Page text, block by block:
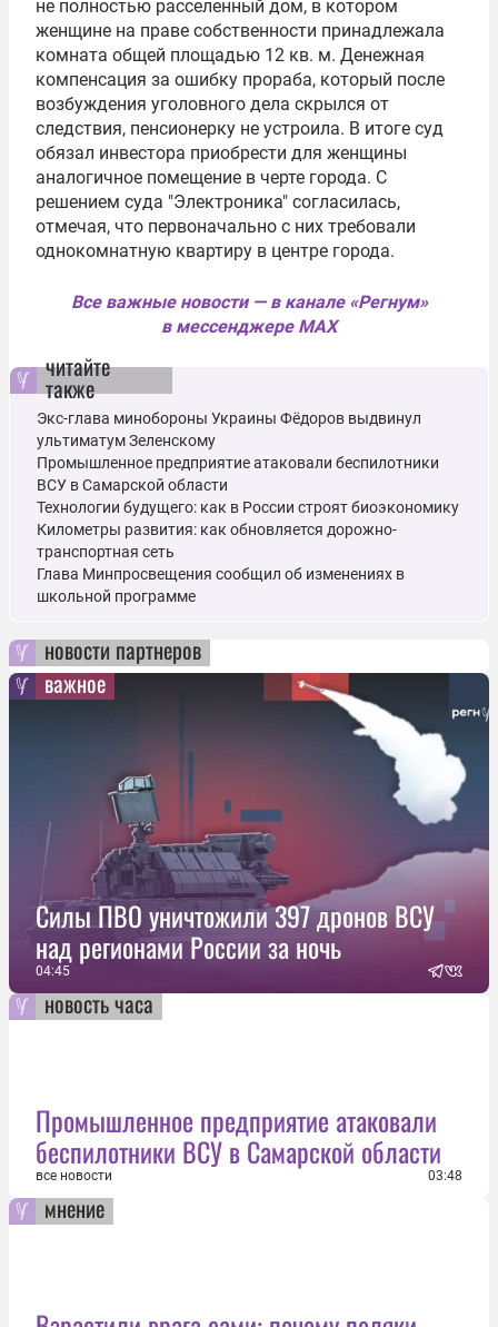
не полностью расселенный дом, в котором
женщине на праве собственности принадлежала
комната общей площадью 12 кв. м. Денежная
компенсация за ошибку прораба, который после
возбуждения уголовного дела скрылся от
следствия, пенсионерку не устроила. В итоге суд
обязал инвестора приобрести для женщины
аналогичное помещение в черте города. С
решением суда "Электроника" согласилась,
отмечая, что первоначально с них требовали
однокомнатную квартиру в центре города.
Все важные новости — в канале «Регнум»
в мессенджере MAX
читайте
также
Экс-глава минобороны Украины Фёдоров выдвинул
ультиматум Зеленскому
Промышленное предприятие атаковали беспилотники
ВСУ в Самарской области
Технологии будущего: как в России строят биоэкономику
Километры развития: как обновляется дорожно-
транспортная сеть
Глава Минпросвещения сообщил об изменениях в
школьной программе
новости партнеров
важное
Силы ПВО уничтожили 397 дронов ВСУ
над регионами России за ночь
04:45
новость часа
Промышленное предприятие атаковали
беспилотники ВСУ в Самарской области
все новости 03:48
мнение